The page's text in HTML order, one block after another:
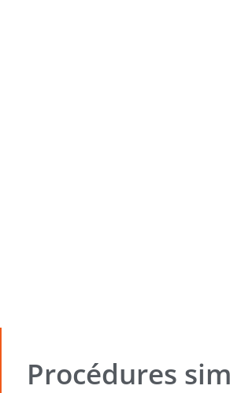
Procédures